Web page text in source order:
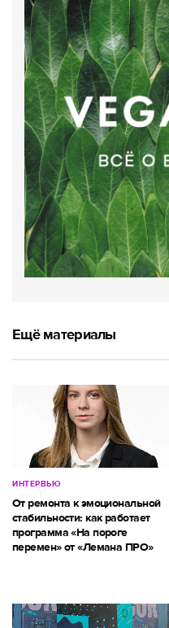
Ещё материалы
ИНТЕРВЬЮ
От ремонта к эмоциональной
стабильности: как работает
программа «На пороге
перемен» от «Лемана ПРО»